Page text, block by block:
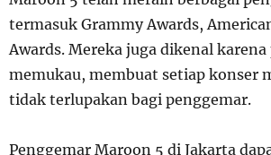
termasuk Grammy Awards,
Awards. Mereka juga dikenal
memukau, membuat setiap konser
tidak terlupakan bagi penggemar.
Penggemar Maroon 5 di Jakarta